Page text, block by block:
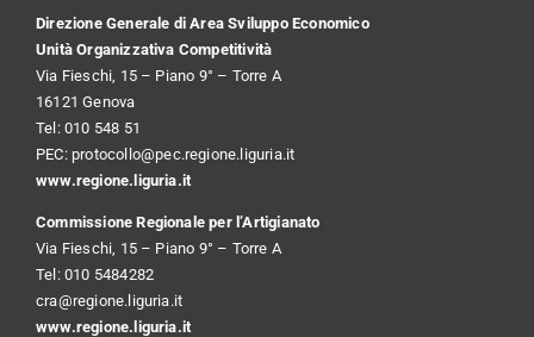
Direzione Generale di Area Sviluppo Economico
Unità Organizzativa Competitività
Via Fieschi, 15 – Piano 9° – Torre A
16121 Genova
Tel: 010 548 51
PEC: protocollo@pec.regione.liguria.it
www.regione.liguria.it
Commissione Regionale per l’Artigianato
Via Fieschi, 15 – Piano 9° – Torre A
Tel: 010 5484282
cra@regione.liguria.it
www.regione.liguria.it